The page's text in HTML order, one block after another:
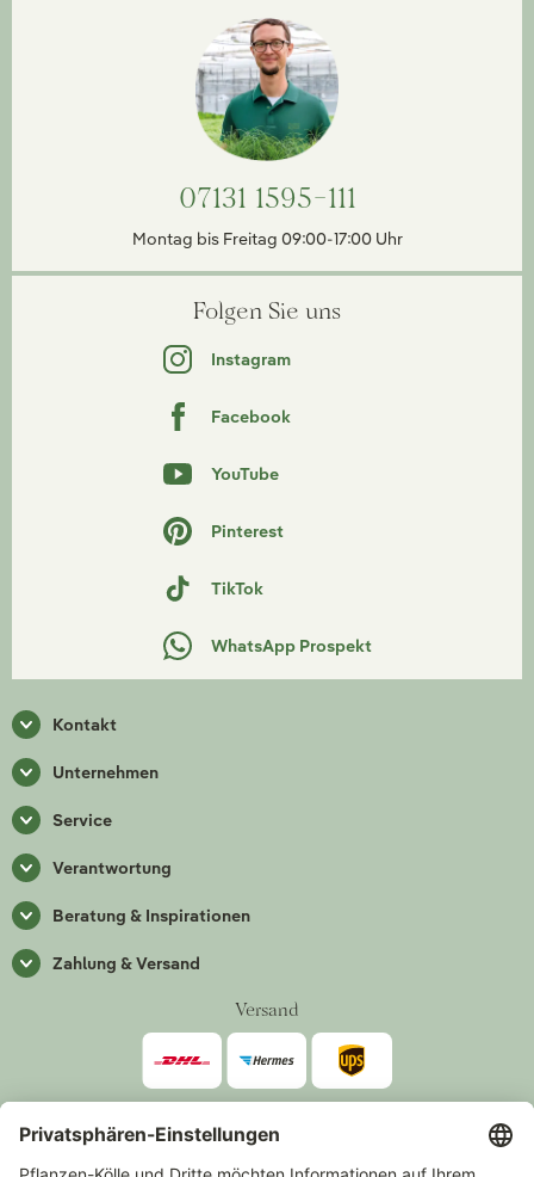
07131 1595-111
Montag bis Freitag 09:00-17:00 Uhr
Folgen Sie uns
Instagram
Facebook
YouTube
Pinterest
TikTok
WhatsApp Prospekt
Kontakt
Unternehmen
Service
Verantwortung
Beratung & Inspirationen
Zahlung & Versand
Versand
Zahlarten